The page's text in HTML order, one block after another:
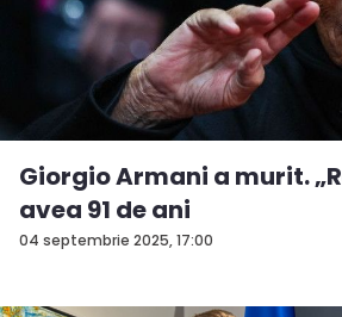
04 septembrie 2025, 17:00
Giorgio Armani a murit.
avea 91 de ani